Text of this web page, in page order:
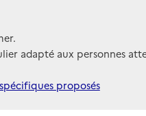
adapté aux personnes
proposés